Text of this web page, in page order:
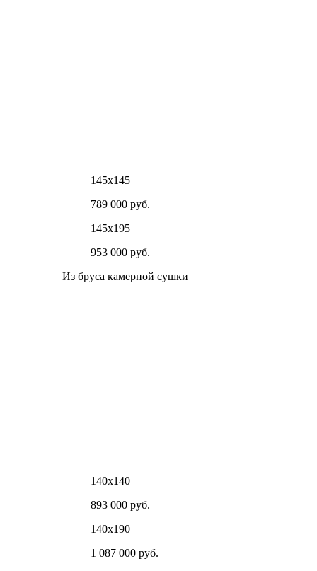
145х145
789 000 руб.
145х195
953 000 руб.
Из бруса камерной сушки
140х140
893 000 руб.
140х190
1 087 000 руб.